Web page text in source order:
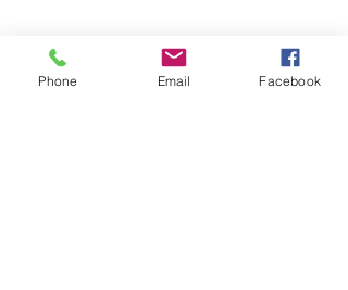
Phone Email Facebook